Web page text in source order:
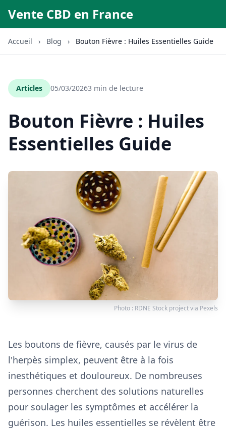
Vente CBD en France
Accueil › Blog › Bouton Fièvre : Huiles Essentielles Guide
Articles 05/03/20263 min de lecture
Bouton Fièvre : Huiles
Essentielles Guide
Photo : RDNE Stock projectvia Pexels
Les boutons de fièvre, causés par le virus de
l'herpès simplex, peuvent être à la fois
inesthétiques et douloureux. De nombreuses
personnes cherchent des solutions naturelles
pour soulager les symptômes et accélérer la
guérison. Les huiles essentielles se révèlent être